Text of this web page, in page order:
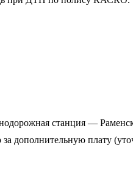
станция —
дополнительную плату